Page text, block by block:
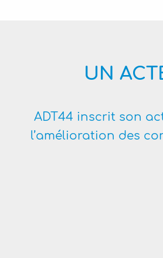
UN
ADT44 inscrit son
l’amélioration des